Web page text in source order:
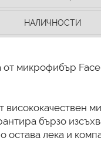
НАЛИЧНОСТИ
от микрофибър
висококачествен
бързо
лека и